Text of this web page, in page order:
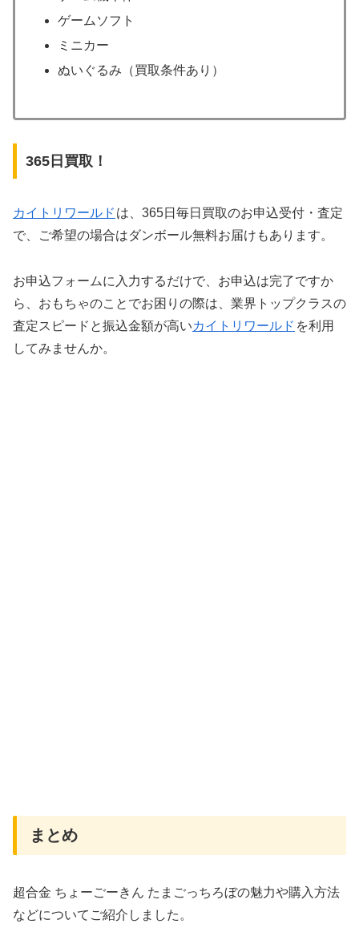
ゲームソフト
ミニカー
ぬいぐるみ（買取条件あり）
365日買取！
カイトリワールド は、365日毎日買取のお申込受付・査定
で、ご希望の場合はダンボール無料お届けもあります。
お申込フォームに入力するだけで、お申込は完了ですか
ら、おもちゃのことでお困りの際は、業界トップクラスの
査定スピードと振込金額が高いカイトリワールド を利用
してみませんか。
まとめ
超合金 ちょーごーきん たまごっちろぼの魅力や購入方法
などについてご紹介しました。